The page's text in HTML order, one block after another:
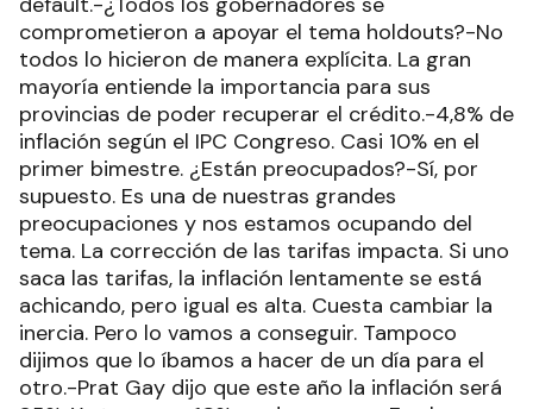
comprometieron a apoyar el tema holdouts?-No
todos lo hicieron de manera explícita. La gran
mayoría entiende la importancia para sus
provincias de poder recuperar el crédito.-4,8% de
inflación según el IPC Congreso. Casi 10% en el
primer bimestre. ¿Están preocupados?-Sí, por
supuesto. Es una de nuestras grandes
preocupaciones y nos estamos ocupando del
tema. La corrección de las tarifas impacta. Si uno
saca las tarifas, la inflación lentamente se está
achicando, pero igual es alta. Cuesta cambiar la
inercia. Pero lo vamos a conseguir. Tampoco
dijimos que lo íbamos a hacer de un día para el
otro.-Prat Gay dijo que este año la inflación será